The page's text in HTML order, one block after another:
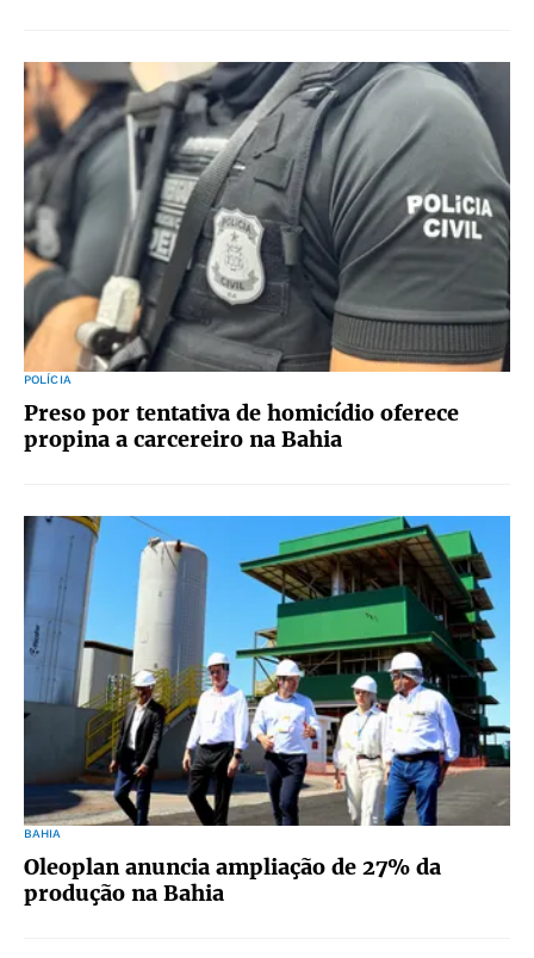
POLÍCIA
Preso por tentativa de homicídio oferece
propina a carcereiro na Bahia
BAHIA
Oleoplan anuncia ampliação de 27% da
produção na Bahia